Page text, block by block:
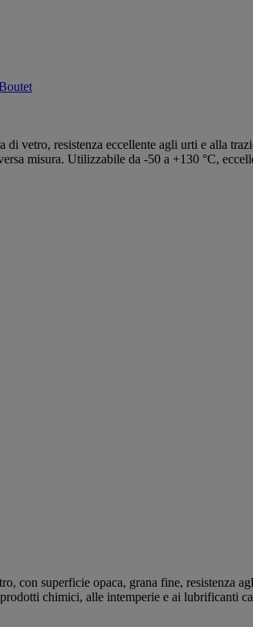
vetro, resistenza eccellente agli urti e alla
misura. Utilizzabile da -50 a +130 °C,
con superficie opaca, grana fine, resistenza
chimici, alle intemperie e ai lubrificanti